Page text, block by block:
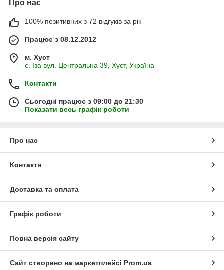
Про нас
100% позитивних з 72 відгуків за рік
Працює з 08.12.2012
м. Хуст
с. Іза вул. Центральна 39, Хуст, Україна
Контакти
Сьогодні працює з 09:00 до 21:30
Показати весь графік роботи
Про нас
Контакти
Доставка та оплата
Графік роботи
Повна версія сайту
Сайт створено на маркетплейсі Prom.ua